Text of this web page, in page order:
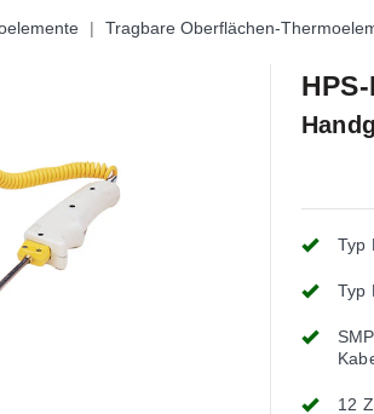
Tragbare Oberflächen-
Typ
Typ
12